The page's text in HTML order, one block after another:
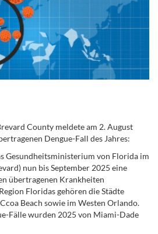
County meldete am 2. August
Dengue-Fall des Jahres:
Gesundheitsministerium von Florida im
nun bis September 2025 eine
übertragenen Krankheiten
Floridas gehören die Städte
Beach sowie im Westen Orlando.
Fälle wurden 2025 von Miami-Dade